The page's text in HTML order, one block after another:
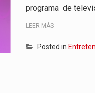
de Gustavo Petro,
fue presentado en
programa de
LEER MÁS
Posted in